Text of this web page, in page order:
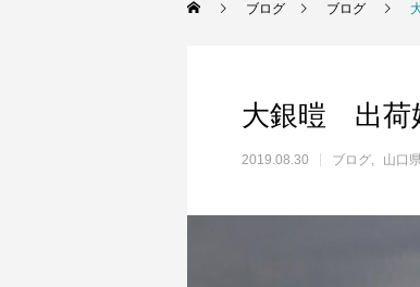
ブログ ブログ
大銀暟 出荷
2019.08.30 ブログ 山口